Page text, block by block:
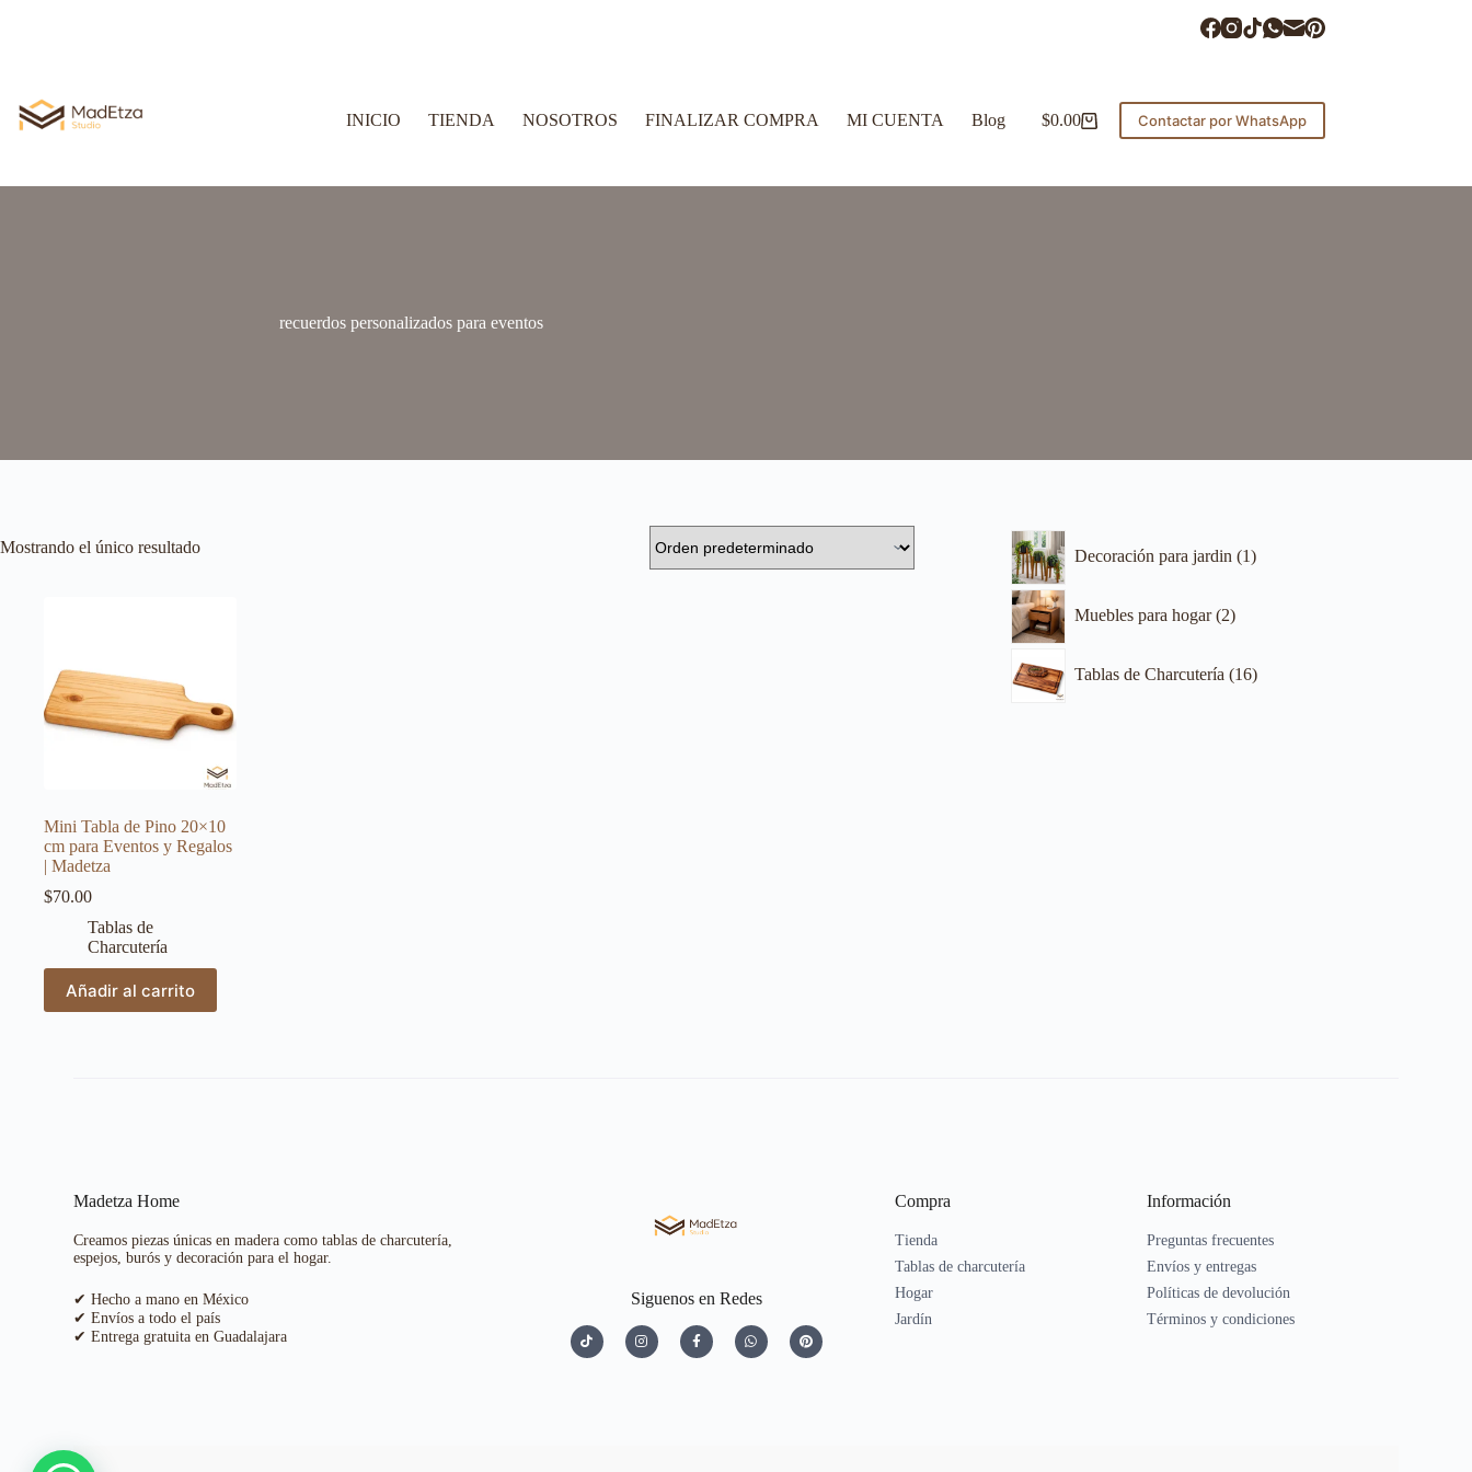
INICIO TIENDA NOSOTROS FINALIZAR COMPRA MI CUENTA Blog $0.00 Contactar por WhatsApp
recuerdos personalizados para eventos
Mostrando el único resultado
Mini Tabla de Pino 20×10
cm para Eventos y Regalos
| Madetza
$70.00
Tablas de
Charcutería
Añadir al carrito
Decoración para jardin 1
Muebles para hogar 2
Tablas de Charcutería 16
Madetza Home
Creamos piezas únicas en madera como tablas de charcutería,
espejos, burós y decoración para el hogar.
✔ Hecho a mano en México
✔ Envíos a todo el país
✔ Entrega gratuita en Guadalajara
Siguenos en Redes
Compra
Tienda
Tablas de charcutería
Hogar
Jardín
Información
Preguntas frecuentes
Envíos y entregas
Políticas de devolución
Términos y condiciones